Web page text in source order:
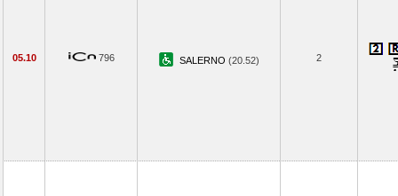
05.10 796 SALERNO (20.52) 2